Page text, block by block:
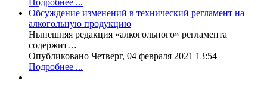
Обсуждение изменений в технический регламент на
алкогольную продукцию
Нынешняя редакция «алкогольного» регламента
содержит…
Опубликовано Четверг, 04 февраля 2021 13:54
Подробнее ...